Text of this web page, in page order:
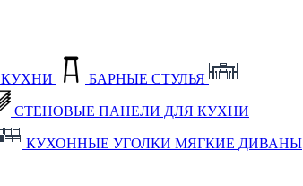
БАРНЫЕ СТУЛЬЯ
СТЕНОВЫЕ ПАНЕЛИ ДЛЯ КУХНИ
КУХОННЫЕ УГОЛКИ МЯГКИЕ ДИВАНЫ